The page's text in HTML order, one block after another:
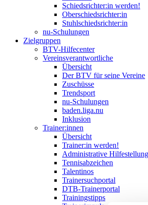
Schiedsrichter:in werden!
Oberschiedsrichter:in
Stuhlschiedsrichter:in
nu-Schulungen
Zielgruppen
BTV-Hilfecenter
Vereinsverantwortliche
Übersicht
Der BTV für seine Vereine
Zuschüsse
Trendsport
nu-Schulungen
baden.liga.nu
Inklusion
Trainer:innen
Übersicht
Trainer:in werden!
Administrative
Tennisabzeichen
Talentinos
Trainersuchportal
DTB-Trainerportal
Trainingstipps